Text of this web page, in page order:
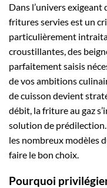
Dans l’univers
fritures servies est un
particulièrement
croustillantes, des
parfaitement saisis
de vos ambitions
de cuisson devient
débit, la friture au gaz
solution de
les nombreux modèles
faire le bon choix.
Pourquoi